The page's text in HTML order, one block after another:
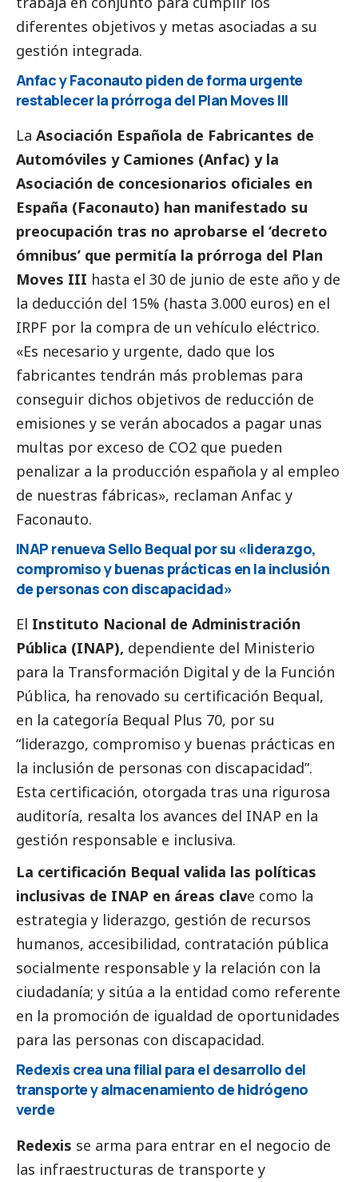
diferentes objetivos y metas asociadas a su
gestión integrada.
Anfac y Faconauto piden de forma urgente
restablecer la prórroga del Plan Moves III
La Asociación Española de Fabricantes de
Automóviles y Camiones (Anfac) y la
Asociación de concesionarios oficiales en
España (Faconauto) han manifestado su
preocupación tras no aprobarse el ‘decreto
ómnibus’ que permitía la prórroga del Plan
Moves III hasta el 30 de junio de este año y de
la deducción del 15% (hasta 3.000 euros) en el
IRPF por la compra de un vehículo eléctrico.
«Es necesario y urgente, dado que los
fabricantes tendrán más problemas para
conseguir dichos objetivos de reducción de
emisiones y se verán abocados a pagar unas
multas por exceso de CO2 que pueden
penalizar a la producción española y al empleo
de nuestras fábricas», reclaman Anfac y
Faconauto.
INAP renueva Sello Bequal por su «liderazgo,
compromiso y buenas prácticas en la inclusión
de personas con discapacidad»
El Instituto Nacional de Administración
Pública (INAP), dependiente del Ministerio
para la Transformación Digital y de la Función
Pública, ha renovado su certificación Bequal,
en la categoría Bequal Plus 70, por su
“liderazgo, compromiso y buenas prácticas en
la inclusión de personas con discapacidad”.
Esta certificación, otorgada tras una rigurosa
auditoría, resalta los avances del INAP en la
gestión responsable e inclusiva.
La certificación Bequal valida las políticas
inclusivas de INAP en áreas clave como la
estrategia y liderazgo, gestión de recursos
humanos, accesibilidad, contratación pública
socialmente responsable y la relación con la
ciudadanía; y sitúa a la entidad como referente
en la promoción de igualdad de oportunidades
para las personas con discapacidad.
Redexis crea una filial para el desarrollo del
transporte y almacenamiento de hidrógeno
verde
Redexis se arma para entrar en el negocio de
las infraestructuras de transporte y